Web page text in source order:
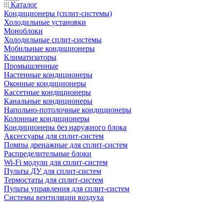
Каталог
Кондиционеры (сплит-системы)
Холодильные установки
Моноблоки
Холодильные сплит-системы
Мобильные кондиционеры
Климатизаторы
Промышленные
Настенные кондиционеры
Оконные кондиционеры
Кассетные кондиционеры
Канальные кондиционеры
Напольно-потолочные кондиционеры
Колонные кондиционеры
Кондиционеры без наружного блока
Аксессуары для сплит-систем
Помпы дренажные для сплит-систем
Распределительные блоки
Wi-Fi модули для сплит-систем
Пульты ДУ для сплит-систем
Термостаты для сплит-систем
Пульты управления для сплит-систем
Системы вентиляции воздуха